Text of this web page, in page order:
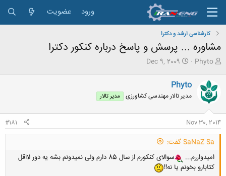
ورود عضویت
کارشناسی ارشد و دکترا
مشاوره ... پرسش و پاسخ درباره کنکور دکترا
ش
ع
ک
ن
د
م
و
ض
و
Phyto
ت
ی
خ
ر
Dec 9, 2009
Phyto
مدیر تالار مهندسی كشاورزی مدیر تالار
Nov 30, 2014
#181
SaNaZ Sa گفت:
امیدواررم...
سوالای کنکورم از سال 85 دارم ولی نمیدونم بشه یه دور لااقل
کتابارو بخونم یا نه!!